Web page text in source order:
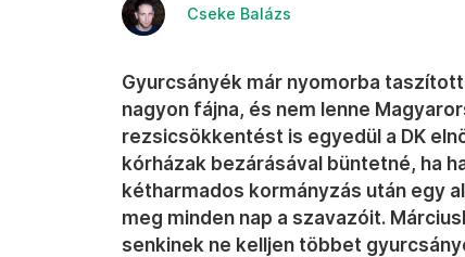
Cseke Balázs
Gyurcsányék már nyomorba
nagyon fájna, és nem lenne
rezsicsökkentést is egyedül a DK
kórházak bezárásával büntetné, ha
kétharmados kormányzás után egy
meg minden nap a szavazóit.
senkinek ne kelljen többet